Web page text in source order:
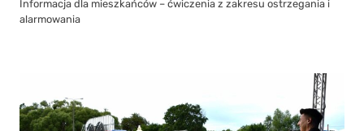
Informacja dla mieszkańców – ćwiczenia z zakresu ostrzegania i
alarmowania